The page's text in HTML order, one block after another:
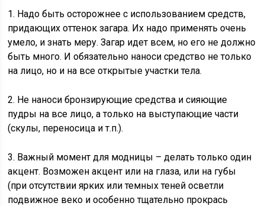
1. Надо быть осторожнее с использованием средств,
придающих оттенок загара. Их надо применять очень
умело, и знать меру. Загар идет всем, но его не должно
быть много. И обязательно наноси средство не только
на лицо, но и на все открытые участки тела.
2. Не наноси бронзирующие средства и сияющие
пудры на все лицо, а только на выступающие части
(скулы, переносица и т.п.).
3. Важный момент для модницы – делать только один
акцент. Возможен акцент или на глаза, или на губы
(при отсутствии ярких или темных теней осветли
подвижное веко и особенно тщательно прокрась